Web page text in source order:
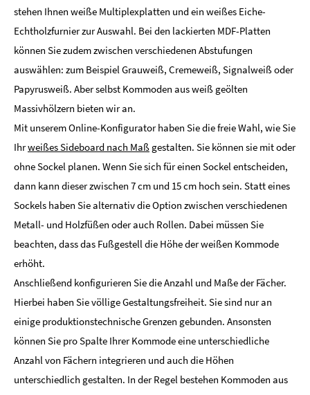
stehen Ihnen weiße Multiplexplatten und ein weißes Eiche-
Echtholzfurnier zur Auswahl. Bei den lackierten MDF-Platten
können Sie zudem zwischen verschiedenen Abstufungen
auswählen: zum Beispiel Grauweiß, Cremeweiß, Signalweiß oder
Papyrusweiß. Aber selbst Kommoden aus weiß geölten
Massivhölzern bieten wir an.
Mit unserem Online-Konfigurator haben Sie die freie Wahl, wie Sie
Ihrweißes Sideboard nach Maß gestalten. Sie können sie mit oder
ohne Sockel planen. Wenn Sie sich für einen Sockel entscheiden,
dann kann dieser zwischen 7 cm und 15 cm hoch sein. Statt eines
Sockels haben Sie alternativ die Option zwischen verschiedenen
Metall- und Holzfüßen oder auch Rollen. Dabei müssen Sie
beachten, dass das Fußgestell die Höhe der weißen Kommode
erhöht.
Anschließend konfigurieren Sie die Anzahl und Maße der Fächer.
Hierbei haben Sie völlige Gestaltungsfreiheit. Sie sind nur an
einige produktionstechnische Grenzen gebunden. Ansonsten
können Sie pro Spalte Ihrer Kommode eine unterschiedliche
Anzahl von Fächern integrieren und auch die Höhen
unterschiedlich gestalten. In der Regel bestehen Kommoden aus